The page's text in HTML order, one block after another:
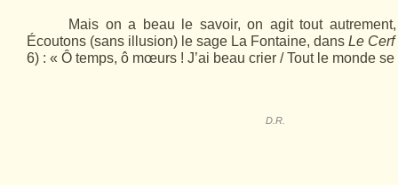
Mais on a beau le savoir, on agit tout
Écoutons (sans illusion) le sage La Fontaine, dans Le
6) : « Ô temps, ô mœurs ! J’ai beau crier / Tout le monde se
D.R.